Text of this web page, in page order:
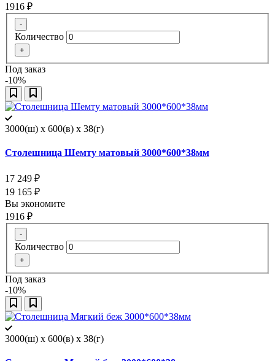
1916 ₽
-
Количество
+
Под заказ
-10%
3000(ш) x 600(в) x 38(г)
Столешница Шемту матовый 3000*600*38мм
17 249 ₽
19 165 ₽
Вы экономите
1916 ₽
-
Количество
+
Под заказ
-10%
3000(ш) x 600(в) x 38(г)